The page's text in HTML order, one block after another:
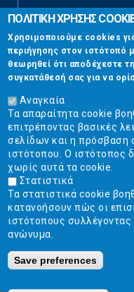
CAPTCHA
This
question is
for testing
whether or
not you are a
human visitor
and to
prevent
automated
spam
submissions.
5+2
Επικοινωνία
Στουρνάρη 17, Αθήνα
2103304444
info@ekpizo.gr
www.ekpizo.gr
Δευ - Πεμ:10:00 πμ -
Σάβ - Κυρ: Κλειστά
ΠΟΛΙΤΙΚΗ ΧΡΗΣΗΣ
Χρησιμοποιούμε cookies
περιήγησης στον ιστότοπό
θεωρηθεί ότι αποδέχεστε
συγκατάθεσή σας για να
Αναγκαία
Τα απαραίτητα cookie
επιτρέποντας βασικές
σελίδων και η πρόσβαση
ιστότοπου. Ο ιστότοπος
χωρίς αυτά τα cookie.
Στατιστικά
Τα στατιστικά cookie
κατανοήσουν πώς οι
ιστότοπους
ανώνυμα.
Save preferences